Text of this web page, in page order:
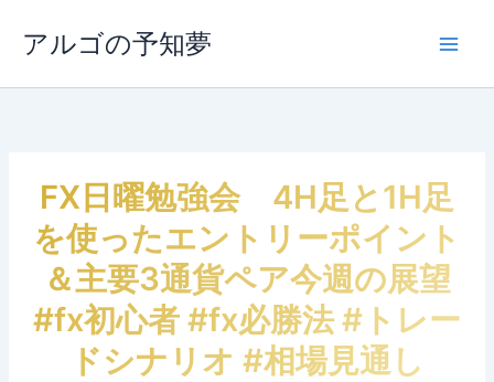
ス
アルゴの予知夢
FX日曜勉強会 4H足と1H足
を使ったエントリーポイント
＆主要3通貨ペア今週の展望
#fx初心者 #fx必勝法 #トレー
ドシナリオ #相場見通し